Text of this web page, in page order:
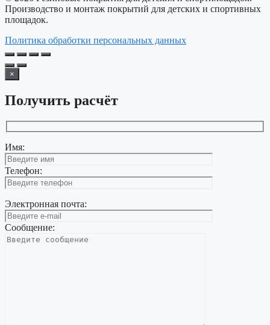
Производство и монтаж покрытий для детских и спортивных
площадок.
Политика обработки персональных данных
×
Получить расчёт
Имя:
Телефон:
Электронная почта:
Сообщение: